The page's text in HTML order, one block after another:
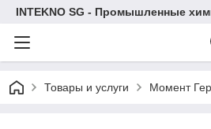
INTEKNO SG - Промышленные
Товары и услуги Момент